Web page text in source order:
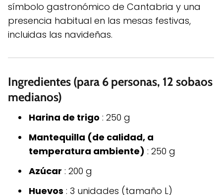
símbolo gastronómico de Cantabria y una
presencia habitual en las mesas festivas,
incluidas las navideñas.
Ingredientes (para 6 personas, 12 sobaos
medianos)
Harina de trigo : 250 g
Mantequilla (de calidad, a
temperatura ambiente) : 250 g
Azúcar : 200 g
Huevos : 3 unidades (tamaño L)